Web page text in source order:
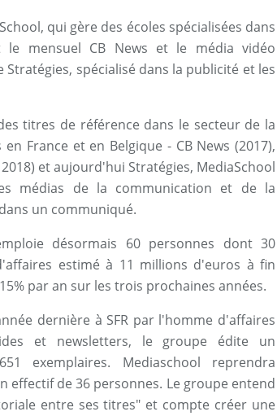
qui gère des écoles spécialisées dans
mensuel CB News et le média vidéo
spécialisé dans la publicité et les
titres de référence dans le secteur de la
France et en Belgique - CB News (2017),
et aujourd'hui Stratégies, MediaSchool
médias de la communication et de la
un communiqué.
désormais 60 personnes dont 30
estimé à 11 millions d'euros à fin
par an sur les trois prochaines années.
dernière à SFR par l'homme d'affaires
et newsletters, le groupe édite un
exemplaires. Mediaschool reprendra
effectif de 36 personnes. Le groupe entend
entre ses titres" et compte créer une